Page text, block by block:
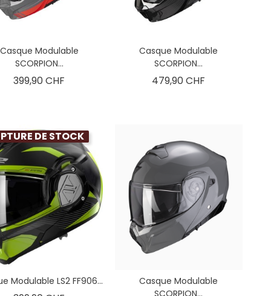
Casque Modulable
SCORPION...
399,90 CHF
Casque Modulable
SCORPION...
479,90 CHF
DE STOCK
Modulable LS2 FF906...
Casque Modulable